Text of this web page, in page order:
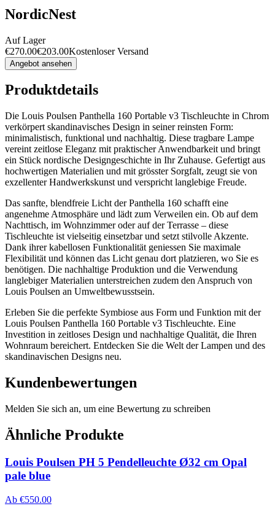
NordicNest
Auf Lager
€270.00€203.00Kostenloser Versand
Angebot ansehen
Produktdetails
Die Louis Poulsen Panthella 160 Portable v3 Tischleuchte in Chrom
verkörpert skandinavisches Design in seiner reinsten Form:
minimalistisch, funktional und nachhaltig. Diese tragbare Lampe
vereint zeitlose Eleganz mit praktischer Anwendbarkeit und bringt
ein Stück nordische Designgeschichte in Ihr Zuhause. Gefertigt aus
hochwertigen Materialien und mit grösster Sorgfalt, zeugt sie von
exzellenter Handwerkskunst und verspricht langlebige Freude.
Das sanfte, blendfreie Licht der Panthella 160 schafft eine
angenehme Atmosphäre und lädt zum Verweilen ein. Ob auf dem
Nachttisch, im Wohnzimmer oder auf der Terrasse – diese
Tischleuchte ist vielseitig einsetzbar und setzt stilvolle Akzente.
Dank ihrer kabellosen Funktionalität geniessen Sie maximale
Flexibilität und können das Licht genau dort platzieren, wo Sie es
benötigen. Die nachhaltige Produktion und die Verwendung
langlebiger Materialien unterstreichen zudem den Anspruch von
Louis Poulsen an Umweltbewusstsein.
Erleben Sie die perfekte Symbiose aus Form und Funktion mit der
Louis Poulsen Panthella 160 Portable v3 Tischleuchte. Eine
Investition in zeitloses Design und nachhaltige Qualität, die Ihren
Wohnraum bereichert. Entdecken Sie die Welt der Lampen und des
skandinavischen Designs neu.
Kundenbewertungen
Melden Sie sich an, um eine Bewertung zu schreiben
Ähnliche Produkte
Louis Poulsen PH 5 Pendelleuchte Ø32 cm Opal
pale blue
Ab €550.00